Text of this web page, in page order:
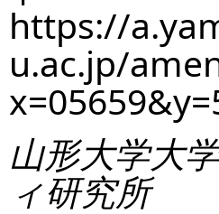
https://
u.ac.jp/
山形大学大
ィ研究所